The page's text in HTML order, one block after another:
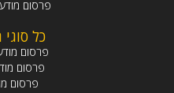
פרסום
כל
פרסום
פרסום
פרסום